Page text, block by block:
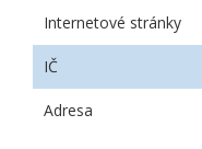
Internetové stránky
IČ
Adresa